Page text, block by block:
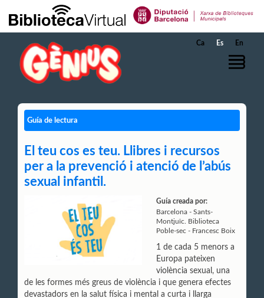
Saltar al contenido principal
Ca Es En
Guía de lectura
El teu cos es teu. Llibres i recursos
per a la prevenció i atenció de l’abús
sexual infantil.
Guía creada por:
Barcelona - Sants-
Montjuïc. Biblioteca
Poble-sec - Francesc Boix
1 de cada 5 menors a
Europa pateixen
violència sexual, una
de les formes més greus de violència i que genera efectes
devastadors en la salut física i mental a curta i llarga